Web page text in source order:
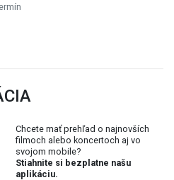
Chcete mať prehľad o najnovších
filmoch alebo koncertoch aj vo
svojom mobile?
Stiahnite si bezplatne našu
aplikáciu.